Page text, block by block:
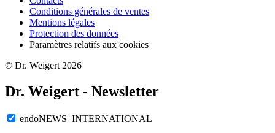
Conditions générales de ventes
Mentions légales
Protection des données
Paramètres relatifs aux cookies
© Dr. Weigert 2026
Dr. Weigert - Newsletter
endoNEWS INTERNATIONAL